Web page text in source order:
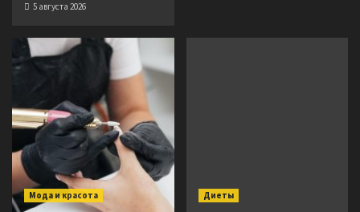
5 августа 2026
Мода и красота Диеты